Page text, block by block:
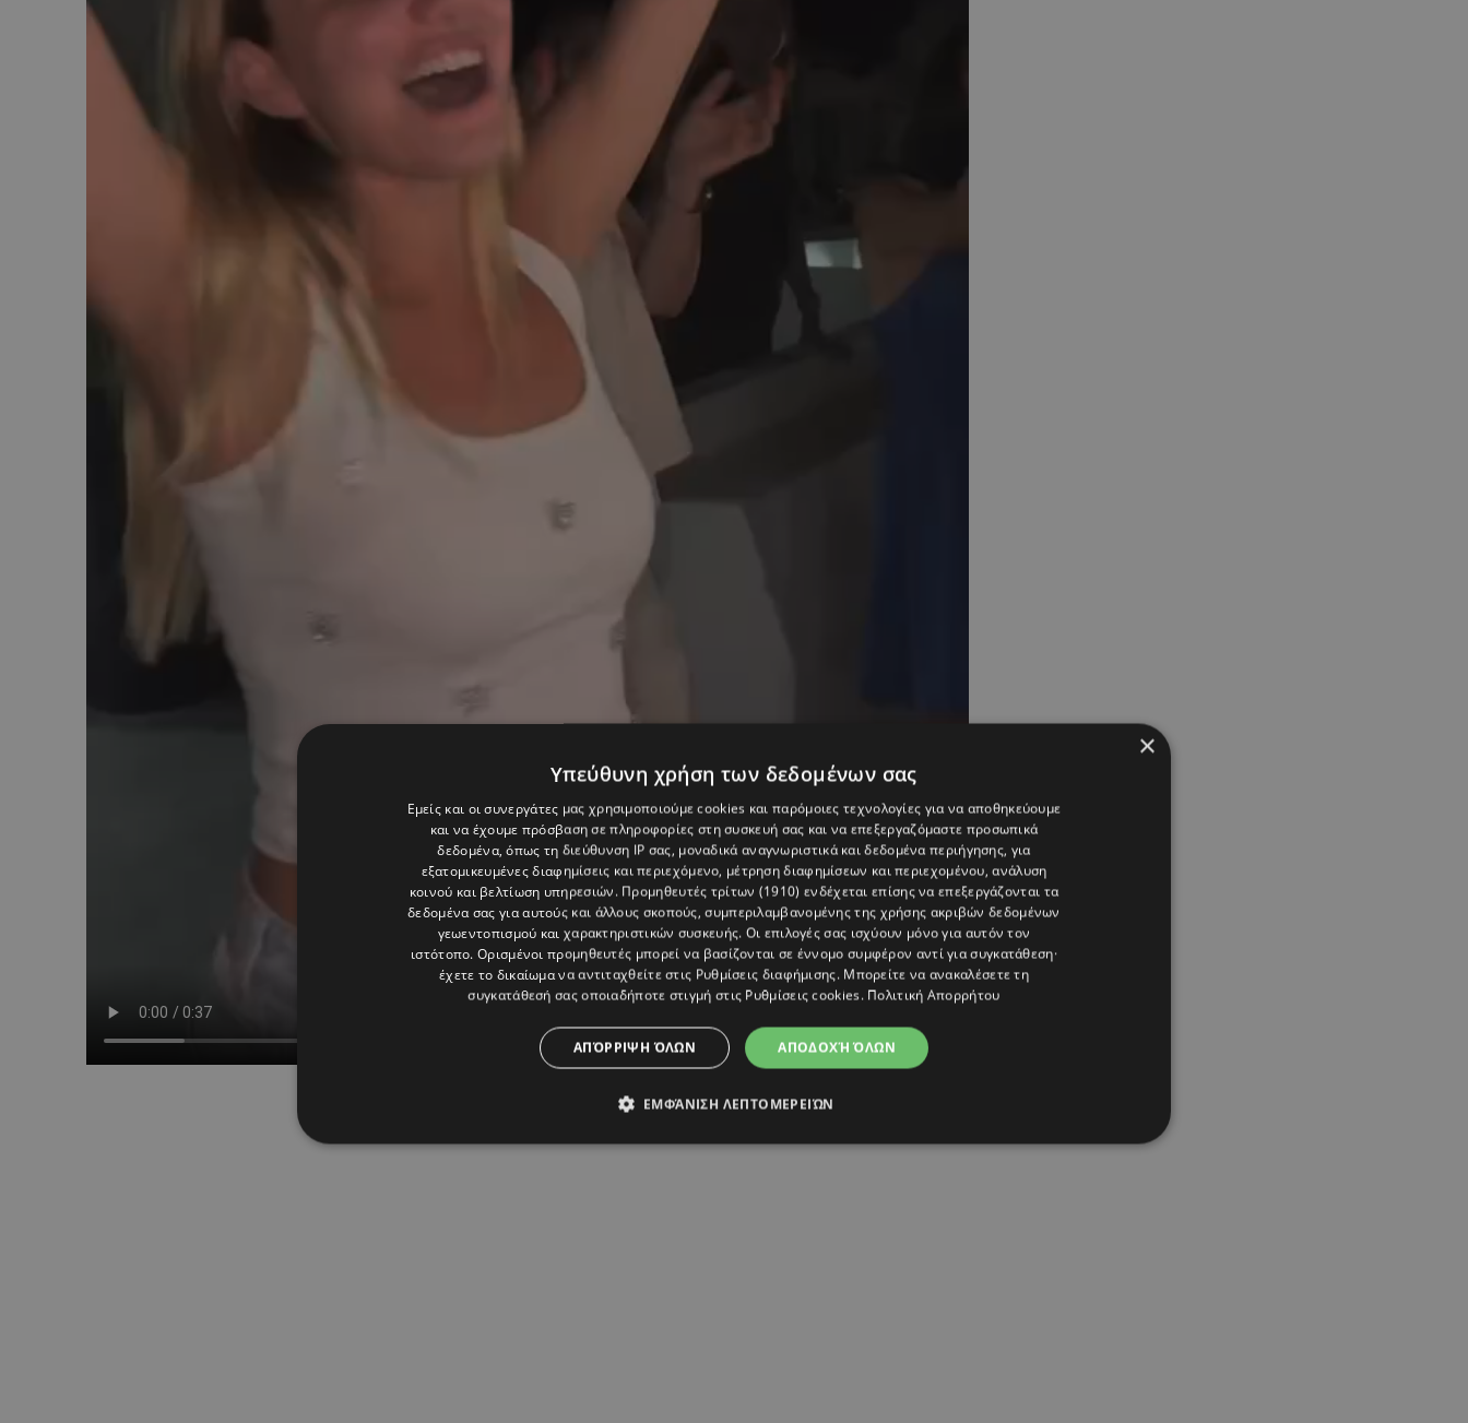
×
Υπεύθυνη χρήση των δεδομένων σας
Εμείς και οι συνεργάτες μας χρησιμοποιούμε cookies και παρόμοιες τεχνολογίες για να αποθηκεύουμε
και να έχουμε πρόσβαση σε πληροφορίες στη συσκευή σας και να επεξεργαζόμαστε προσωπικά
δεδομένα, όπως τη διεύθυνση IP σας, μοναδικά αναγνωριστικά και δεδομένα περιήγησης, για
εξατομικευμένες διαφημίσεις και περιεχόμενο, μέτρηση διαφημίσεων και περιεχομένου, ανάλυση
κοινού και βελτίωση υπηρεσιών. Προμηθευτές τρίτων (1910) ενδέχεται επίσης να επεξεργάζονται τα
δεδομένα σας για αυτούς και άλλους σκοπούς, συμπεριλαμβανομένης της χρήσης ακριβών δεδομένων
γεωεντοπισμού και χαρακτηριστικών συσκευής. Οι επιλογές σας ισχύουν μόνο για αυτόν τον
ιστότοπο. Ορισμένοι προμηθευτές μπορεί να βασίζονται σε έννομο συμφέρον αντί για συγκατάθεση·
έχετε το δικαίωμα να αντιταχθείτε στις Ρυθμίσεις διαφήμισης. Μπορείτε να ανακαλέσετε τη
συγκατάθεσή σας οποιαδήποτε στιγμή στις Ρυθμίσεις cookies. Πολιτική Απορρήτου
ΑΠΟΔΟΧΉ ΌΛΩΝ
ΑΠΌΡΡΙΨΗ ΌΛΩΝ
ΕΜΦΆΝΙΣΗ ΛΕΠΤΟΜΕΡΕΙΏΝ